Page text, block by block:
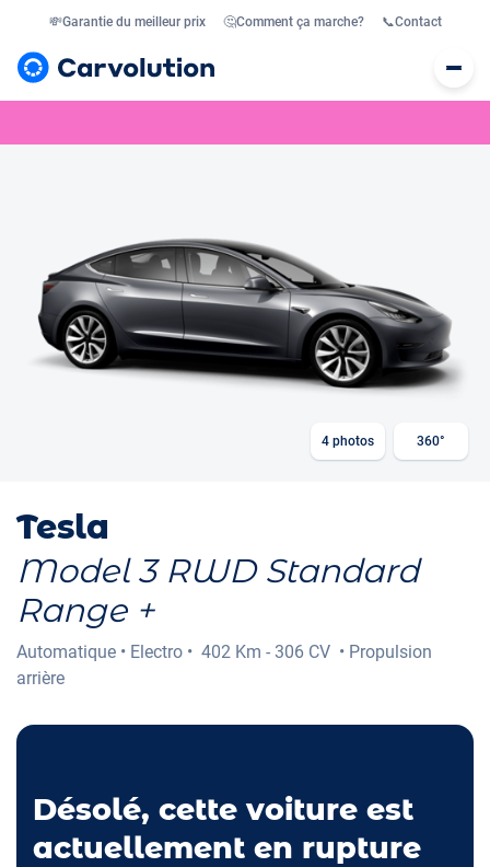
💸Garantie du meilleur prix 🤔Comment ça marche? 📞Contact
4 photos 360°
Tesla
Model 3 RWD Standard
Range +
Automatique • Electro • 402 Km - 306 CV • Propulsion
arrière
Désolé, cette voiture est
actuellement en rupture